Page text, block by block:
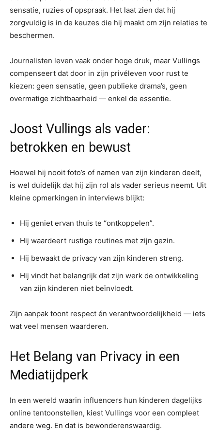
sensatie, ruzies of opspraak. Het laat zien dat hij
zorgvuldig is in de keuzes die hij maakt om zijn relaties te
beschermen.
Journalisten leven vaak onder hoge druk, maar Vullings
compenseert dat door in zijn privéleven voor rust te
kiezen: geen sensatie, geen publieke drama’s, geen
overmatige zichtbaarheid — enkel de essentie.
Joost Vullings als vader:
betrokken en bewust
Hoewel hij nooit foto’s of namen van zijn kinderen deelt,
is wel duidelijk dat hij zijn rol als vader serieus neemt. Uit
kleine opmerkingen in interviews blijkt:
Hij geniet ervan thuis te “ontkoppelen”.
Hij waardeert rustige routines met zijn gezin.
Hij bewaakt de privacy van zijn kinderen streng.
Hij vindt het belangrijk dat zijn werk de ontwikkeling
van zijn kinderen niet beïnvloedt.
Zijn aanpak toont respect én verantwoordelijkheid — iets
wat veel mensen waarderen.
Het Belang van Privacy in een
Mediatijdperk
In een wereld waarin influencers hun kinderen dagelijks
online tentoonstellen, kiest Vullings voor een compleet
andere weg. En dat is bewonderenswaardig.